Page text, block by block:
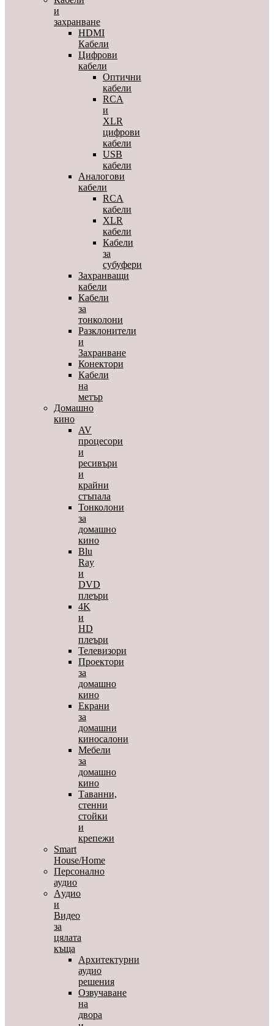
и
захранване
HDMI
Кабели
Цифрови
кабели
Оптични
кабели
RCA
и
XLR
цифрови
кабели
USB
кабели
Аналогови
кабели
RCA
кабели
XLR
кабели
Кабели
за
субуфери
Захранващи
кабели
Кабели
за
тонколони
Разклонители
и
Захранване
Конектори
Кабели
на
метър
Домашно
кино
AV
процесори
и
ресивъри
и
крайни
стъпала
Тонколони
за
домашно
кино
Blu
Ray
и
DVD
плеъри
4K
и
HD
плеъри
Телевизори
Проектори
за
домашно
кино
Екрани
за
домашни
киносалони
Мебели
за
домашно
кино
Таванни,
стенни
стойки
и
крепежи
Smart
House/Home
Персонално
аудио
Aудио
и
Видео
за
цялата
къща
Архитектурни
аудио
решения
Озвучаване
на
двора